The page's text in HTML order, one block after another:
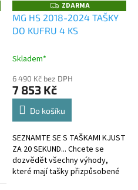
Z
D
A
R
ZDARMA
MG HS 2018-2024 TAŠKY
DO KUFRU 4 KS
Skladem*
6 490 Kč bez DPH
7 853 Kč
Do košíku
SEZNAMTE SE S TAŠKAMI KJUST
ZA 20 SEKUND... Chcete se
dozvědět všechny výhody,
které mají tašky přizpůsobené